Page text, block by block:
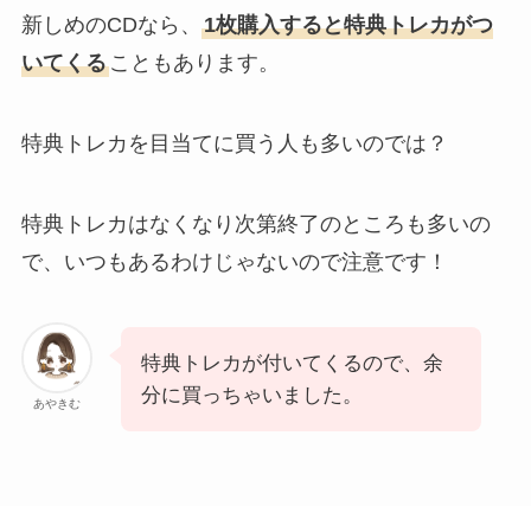
新しめのCDなら、 1枚購入すると特典トレカがつ
いてくることもあります。
特典トレカを目当てに買う人も多いのでは？
特典トレカはなくなり次第終了のところも多いの
で、いつもあるわけじゃないので注意です！
あやきむ
特典トレカが付いてくるので、余
分に買っちゃいました。